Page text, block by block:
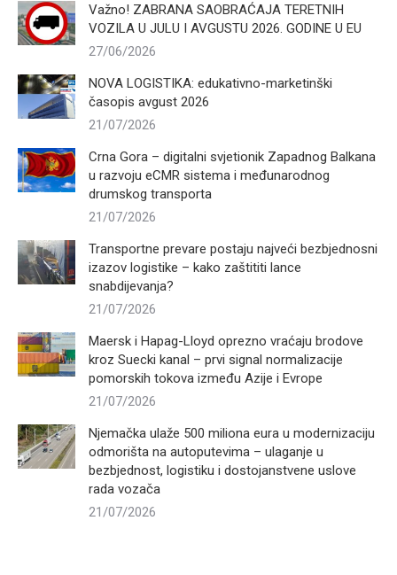
Važno! ZABRANA SAOBRAĆAJA TERETNIH
VOZILA U JULU I AVGUSTU 2026. GODINE U EU
27/06/2026
NOVA LOGISTIKA: edukativno-marketinški
časopis avgust 2026
21/07/2026
Crna Gora – digitalni svjetionik Zapadnog Balkana
u razvoju eCMR sistema i međunarodnog
drumskog transporta
21/07/2026
Transportne prevare postaju najveći bezbjednosni
izazov logistike – kako zaštititi lance
snabdijevanja?
21/07/2026
Maersk i Hapag-Lloyd oprezno vraćaju brodove
kroz Suecki kanal – prvi signal normalizacije
pomorskih tokova između Azije i Evrope
21/07/2026
Njemačka ulaže 500 miliona eura u modernizaciju
odmorišta na autoputevima – ulaganje u
bezbjednost, logistiku i dostojanstvene uslove
rada vozača
21/07/2026